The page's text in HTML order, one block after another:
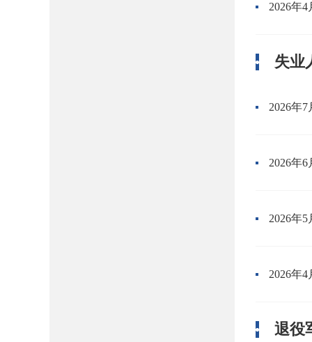
2026年
失业
2026年
2026年
2026年
2026年
退役